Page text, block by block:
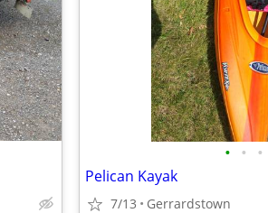
• • •
Pelican Kayak
7/13 Gerrardstown